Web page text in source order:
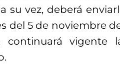
su vez, deberá
del 5 de noviembre
continuará vigente